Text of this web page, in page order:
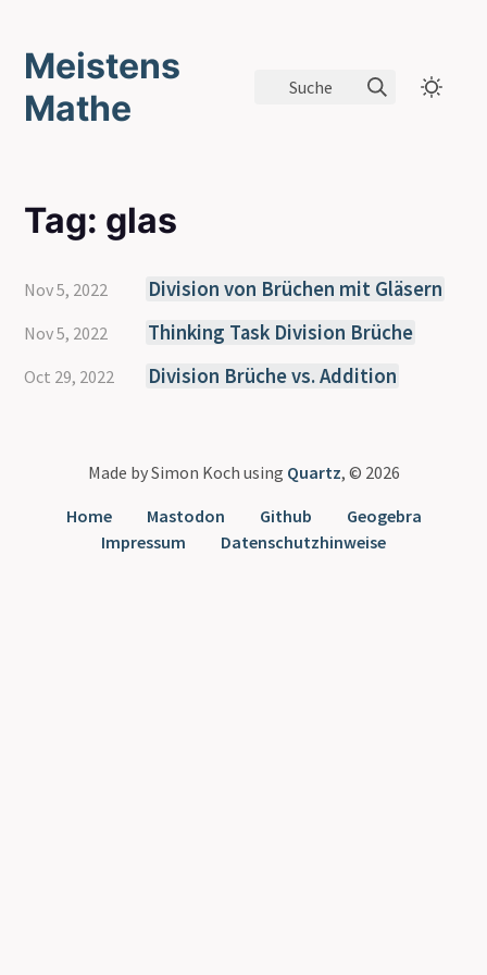
Meistens
Mathe
Suche
Tag: glas
Nov 5, 2022 Division von Brüchen mit Gläsern
Nov 5, 2022 Thinking Task Division Brüche
Oct 29, 2022 Division Brüche vs. Addition
Made by Simon Koch using Quartz, © 2026
Home
Mastodon Github
Geogebra
Impressum
Datenschutzhinweise